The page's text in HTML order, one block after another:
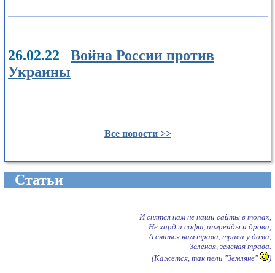
26.02.22 Война России против
Украины
Все новости >>
Cтатьи
И снятся нам не наши сайты в топах,
Не хард и софт, апгрейды и дрова,
А снится нам трава, трава у дома,
Зеленая, зеленая трава.
(Кажется, так пели "Земляне"
)